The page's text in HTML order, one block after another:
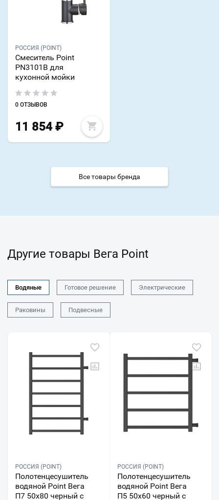
РОССИЯ (POINT)
Смеситель Point
PN3101B для
кухонной мойки
0 ОТЗЫВОВ
11 854 ₽
Все товары бренда
Другие товары Вега Point
Водяные Готовое решение Электрические
Раковины Подвесные
РОССИЯ (POINT)
Полотенцесушитель
водяной Point Вега
П7 50x80 черный с
РОССИЯ (POINT)
Полотенцесушитель
водяной Point Вега
П5 50x60 черный с